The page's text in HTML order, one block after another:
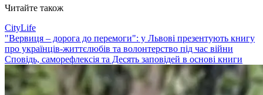
Читайте також
CityLife
"Вервиця – дорога до перемоги": у Львові презентують книгу
про українців-життєлюбів та волонтерство під час війни
Сповідь, саморефлексія та Десять заповідей в основі книги